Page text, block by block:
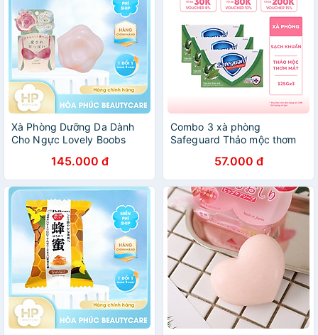
Xà Phòng Dưỡng Da Dành
Cho Ngực Lovely Boobs
145.000 đ
Combo 3 xà phòng
Safeguard Thảo mộc thơm
57.000 đ